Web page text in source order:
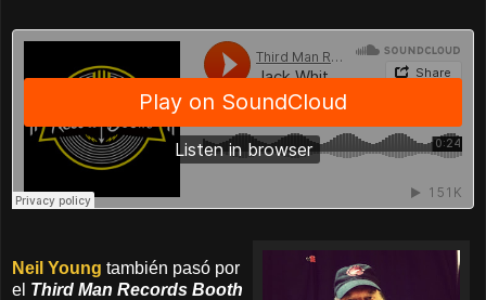
Neil Young también pasó por
el Third Man Records Booth